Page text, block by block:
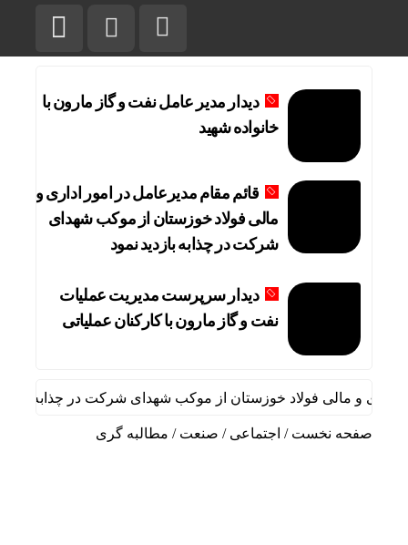
دیدار مدیر عامل نفت و گاز مارون با
خانواده شهید
قائم مقام مدیرعامل در امور اداری و
مالی فولاد خوزستان از موکب شهدای
شرکت در چذابه بازدید نمود
دیدار سرپرست مدیریت عملیات
نفت و گاز مارون با کارکنان عملیاتی
و مالی فولاد خوزستان از موکب شهدای شرکت در چذابه بازدید
صفحه نخست / اجتماعی / صنعت / مطالبه گری